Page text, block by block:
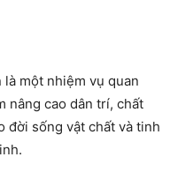
một nhiệm vụ quan
nâng cao dân trí, chất
đời sống vật chất và tinh